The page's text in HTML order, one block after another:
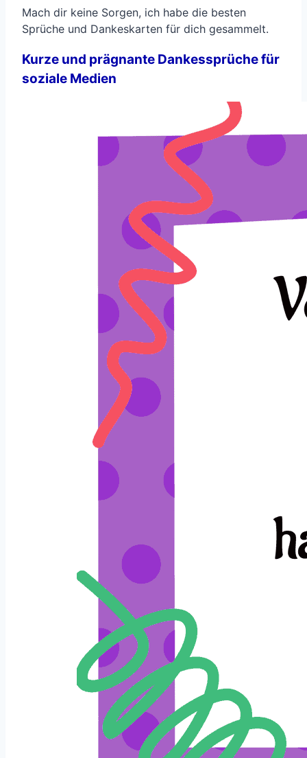
Mach dir keine Sorgen, ich habe die besten
Sprüche und Dankeskarten für dich gesammelt.
Kurze und prägnante Dankessprüche für
soziale Medien